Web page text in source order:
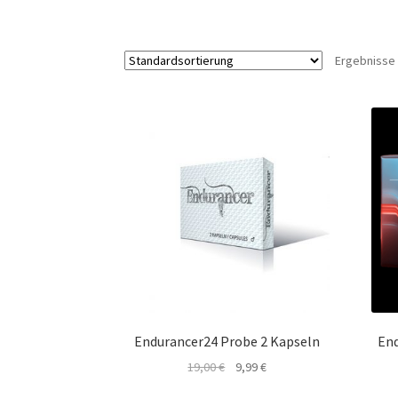
Ergebnisse
Endurancer24 Probe 2 Kapseln
19,00€
Ursprünglicher
9,99€Aktueller